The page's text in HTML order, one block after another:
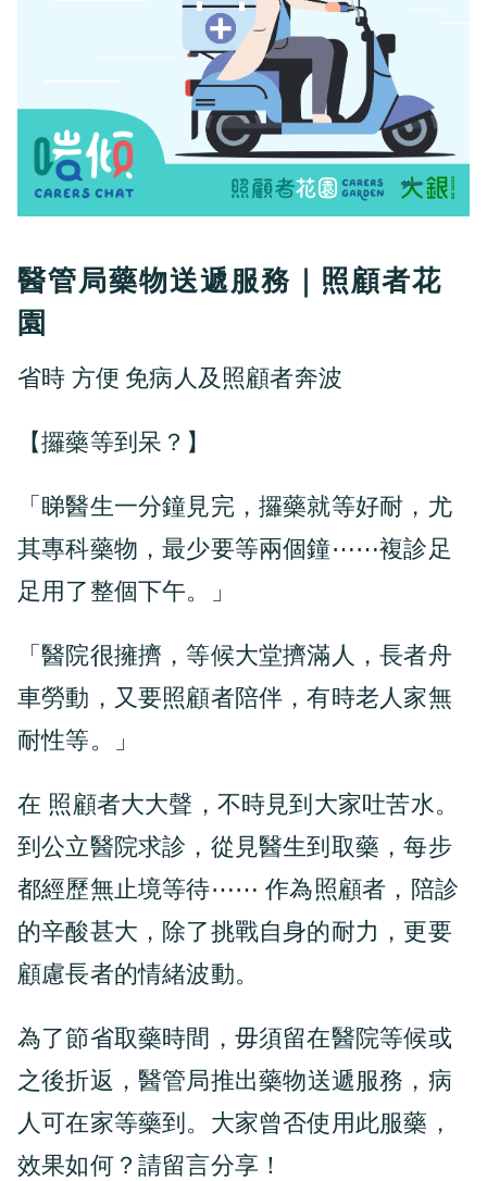
醫管局藥物送遞服務｜照顧者花
園
省時 方便 免病人及照顧者奔波
【攞藥等到呆？】
「睇醫生一分鐘見完，攞藥就等好耐，尤
其專科藥物，最少要等兩個鐘⋯⋯複診足
足用了整個下午。」
「醫院很擁擠，等候大堂擠滿人，長者舟
車勞動，又要照顧者陪伴，有時老人家無
耐性等。」
在 照顧者大大聲 ，不時見到大家吐苦水。
到公立醫院求診，從見醫生到取藥，每步
都經歷無止境等待⋯⋯作為照顧者，陪診
的辛酸甚大，除了挑戰自身的耐力，更要
顧慮長者的情緒波動。
為了節省取藥時間，毋須留在醫院等候或
之後折返，醫管局推出藥物送遞服務 ，病
人可在家等藥到。大家曾否使用此服藥，
效果如何？請留言分享！